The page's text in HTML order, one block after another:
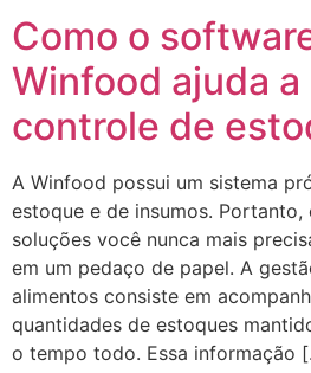
Como o
Winfood ajuda
controle de
A Winfood possui um sistema
estoque e de insumos. Portanto,
soluções você nunca mais
em um pedaço de papel. A
alimentos consiste em
quantidades de estoques
o tempo todo. Essa informação